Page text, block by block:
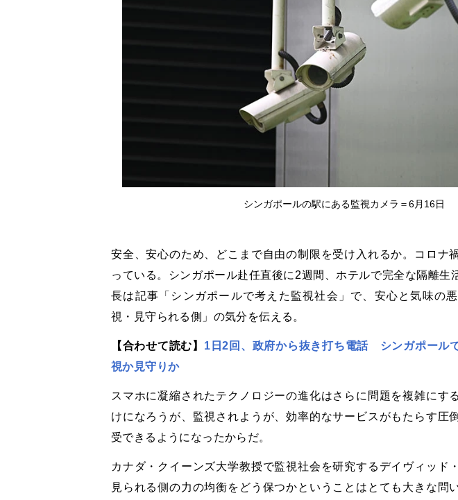
シンガポールの駅にある監視カメラ＝6月16日
安全、安心のため、どこまで自由の制限を受け入れるか。コロナ
っている。シンガポール赴任直後に2週間、ホテルで完全な隔離生
長は記事「シンガポールで考えた監視社会」で、安心と気味の
視・見守られる側」の気分を伝える。
【合わせて読む】 1日2回、政府から抜き打ち電話 シンガポール
視か見守りか
スマホに凝縮されたテクノロジーの進化はさらに問題を複雑にす
けになろうが、監視されようが、効率的なサービスがもたらす圧
受できるようになったからだ。
カナダ・クイーンズ大学教授で監視社会を研究するデイヴィッド
見られる側の力の均衡をどう保つかということはとても大きな問